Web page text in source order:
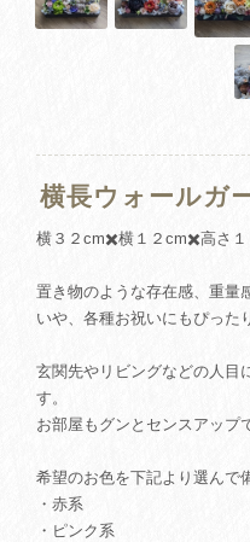
横長ウォールガ
横３２cm✖️横１２cm✖️高さ１
置き物のような存在感、重量
いや、各種お祝いにもぴった
玄関先やリビングなどの人目
す。
お部屋もグンとセンスアップ
希望のお色を下記より選んで
・赤系
・ピンク系